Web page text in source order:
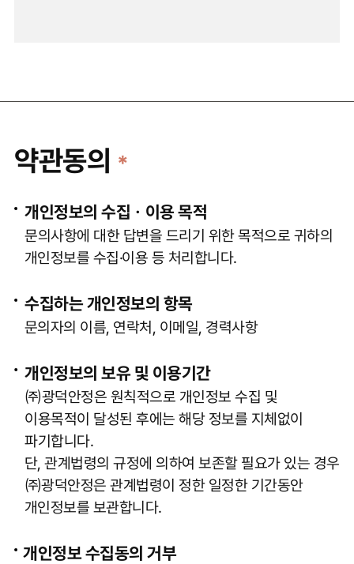
약관동의 *
개인정보의 수집ㆍ이용 목적
문의사항에 대한 답변을 드리기 위한 목적으로 귀하의
개인정보를 수집·이용 등 처리합니다.
수집하는 개인정보의 항목
문의자의 이름, 연락처, 이메일, 경력사항
개인정보의 보유 및 이용기간
㈜광덕안정은 원칙적으로 개인정보 수집 및
이용목적이 달성된 후에는 해당 정보를 지체없이
파기합니다.
단, 관계법령의 규정에 의하여 보존할 필요가 있는 경우
㈜광덕안정은 관계법령이 정한 일정한 기간동안
개인정보를 보관합니다.
개인정보 수집동의 거부